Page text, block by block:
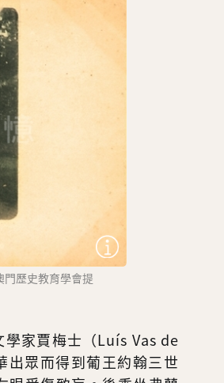
歷史教育學會提
學家賈梅士（Luís Vas de
出眾而得到葡王約翰三世